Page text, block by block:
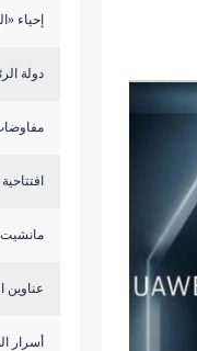
إحياء
دولة
مانشيت
أسرار